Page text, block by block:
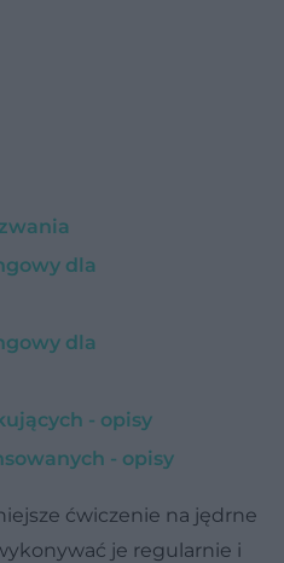
dla
dla
- opisy
- opisy
ćwiczenie na jędrne
je regularnie i